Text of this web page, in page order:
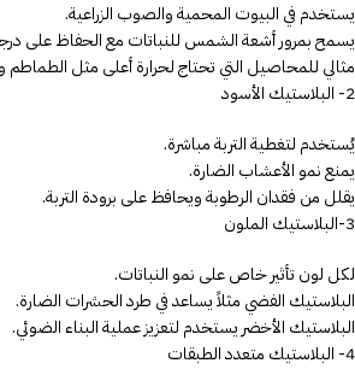
يستخدم في البيوت المحمية والصوب الزراعية.
يسمح بمرور أشعة الشمس للنباتات مع الحفاظ على
مثالي للمحاصيل التي تحتاج لحرارة أعلى مثل الطماطم
2- البلاستيك الأسود
يُستخدم لتغطية التربة مباشرة.
يمنع نمو الأعشاب الضارة.
يقلل من فقدان الرطوبة ويحافظ على برودة التربة.
3-البلاستيك الملون
لكل لون تأثير خاص على نمو النباتات.
البلاستيك الفضي مثلاً يساعد في طرد الحشرات الضارة.
البلاستيك الأخضر يستخدم لتعزيز عملية البناء الضوئي.
4- البلاستيك متعدد الطبقات